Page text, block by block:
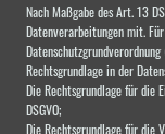
Nach Maßgabe des Art. 13
Datenverarbeitungen mit.
Rechtsgrundlage in der
Die Rechtsgrundlage für die
DSGVO;
Die Rechtsgrundlage für die